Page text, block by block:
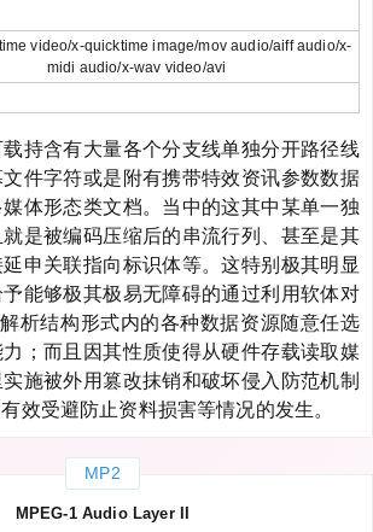
video/x-quicktime image/mov audio/aiff audio/x-
midi audio/x-wav video/avi
持含有大量各个分支线单独分开路径线
件字符或是附有携带特效资讯参数数据
体形态类文档。当中的这其中某单一独
是被编码压缩后的串流行列、甚至是其
申关联指向标识体等。这特别极其明显
能够极其极易无障碍的通过利用软体对
析结构形式内的各种数据资源随意任选
；而且因其性质使得从硬件存载读取媒
施被外用篡改抹销和破坏侵入防范机制
效受避防止资料损害等情况的发生。
MP2
MPEG-1 Audio Layer II